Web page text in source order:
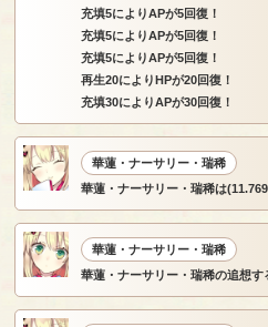
充填5によりAPが5回復！
充填5によりAPが5回復！
充填5によりAPが5回復！
再生20によりHPが20回復！
充填30によりAPが30回復！
華蓮・ナーサリー・瑞稀
華蓮・ナーサリー・瑞稀は
華蓮・ナーサリー・瑞稀
華蓮・ナーサリー・瑞稀の追想す